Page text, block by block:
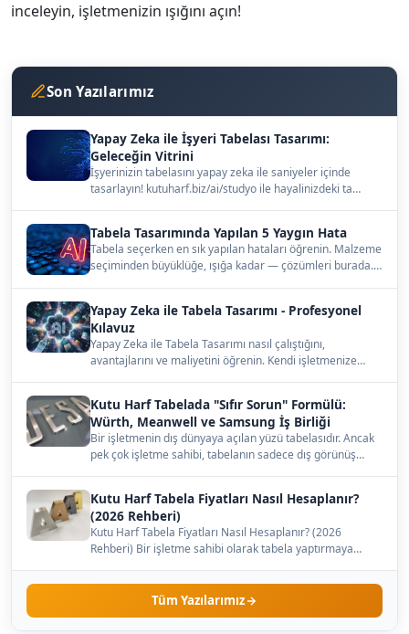
inceleyin, işletmenizin ışığını açın!
Son Yazılarımız
Yapay Zeka ile İşyeri Tabelası Tasarımı:
Geleceğin Vitrini
İşyerinizin tabelasını yapay zeka ile saniyeler içinde
tasarlayın! kutuharf.biz/ai/studyo ile hayalinizdeki ta…
Tabela Tasarımında Yapılan 5 Yaygın Hata
Tabela seçerken en sık yapılan hataları öğrenin. Malzeme
seçiminden büyüklüğe, ışığa kadar — çözümleri burada.…
Yapay Zeka ile Tabela Tasarımı - Profesyonel
Kılavuz
Yapay Zeka ile Tabela Tasarımı nasıl çalıştığını,
avantajlarını ve maliyetini öğrenin. Kendi işletmenize
Kutu Harf Tabelada "Sıfır Sorun" Formülü:
Würth, Meanwell ve Samsung İş Birliği
Bir işletmenin dış dünyaya açılan yüzü tabelasıdır. Ancak
pek çok işletme sahibi, tabelanın sadece dış görünüş…
Kutu Harf Tabela Fiyatları Nasıl Hesaplanır?
(2026 Rehberi)
Kutu Harf Tabela Fiyatları Nasıl Hesaplanır? (2026
Rehberi) Bir işletme sahibi olarak tabela yaptırmaya
Tüm Yazılarımız